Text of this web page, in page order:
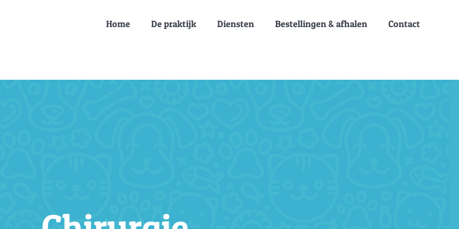
Home De praktijk Diensten Bestellingen & afhalen Contact